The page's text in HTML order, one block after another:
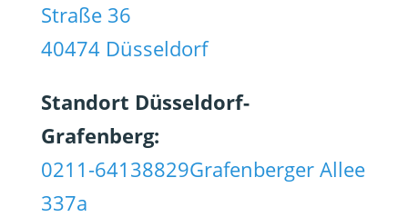
Straße 36
40474 Düsseldorf
Standort Düsseldorf-
Grafenberg:
0211-64138829Grafenberger Allee
337a